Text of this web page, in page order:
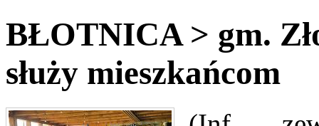
BŁOTNICA > gm.
służy mieszkańcom